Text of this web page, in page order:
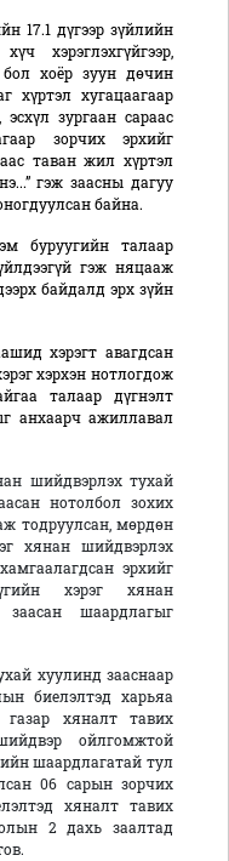
17.1 дүгээр зүйлийн
хэрэглэхгүйгээр,
бол хоёр зуун дөчин
хүртэл хугацаагаар
зургаан сараас
зорчих эрхийг
таван жил хүртэл
гэж заасны дагуу
байна.
буруугийн талаар
гэж няцааж
байдалд эрх зүйн
хэрэгт авагдсан
хэрхэн нотлогдож
талаар дүгнэлт
анхаарч ажиллавал
шийдвэрлэх тухай
нотолбол зохих
тодруулсан, мөрдөн
хянан шийдвэрлэх
эрхийг
хэрэг хянан
шаардлагыг
хуулинд зааснаар
биелэлтэд харьяа
хяналт тавих
ойлгомжтой
шаардлагатай тул
06 сарын зорчих
хяналт тавих
2 дахь заалтад